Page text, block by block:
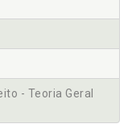
- Teoria Geral